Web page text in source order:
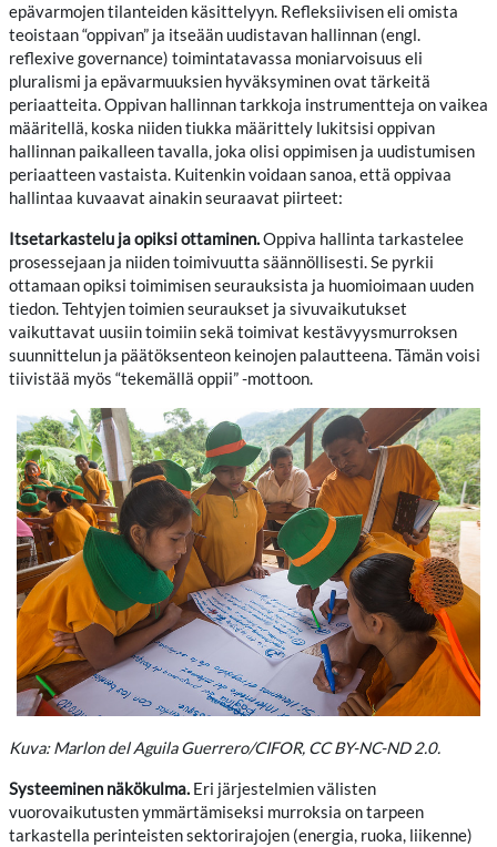
epävarmojen tilanteiden käsittelyyn. Refleksiivisen eli omista
teoistaan “oppivan” ja itseään uudistavan hallinnan (engl.
reflexive governance) toimintatavassa moniarvoisuus eli
pluralismi ja epävarmuuksien hyväksyminen ovat tärkeitä
periaatteita. Oppivan hallinnan tarkkoja instrumentteja on vaikea
määritellä, koska niiden tiukka määrittely lukitsisi oppivan
hallinnan paikalleen tavalla, joka olisi oppimisen ja uudistumisen
periaatteen vastaista. Kuitenkin voidaan sanoa, että oppivaa
hallintaa kuvaavat ainakin seuraavat piirteet:
Itsetarkastelu ja opiksi ottaminen.Oppiva hallinta tarkastelee
prosessejaan ja niiden toimivuutta säännöllisesti. Se pyrkii
ottamaan opiksi toimimisen seurauksista ja huomioimaan uuden
tiedon. Tehtyjen toimien seuraukset ja sivuvaikutukset
vaikuttavat uusiin toimiin sekä toimivat kestävyysmurroksen
suunnittelun ja päätöksenteon keinojen palautteena. Tämän voisi
tiivistää myös “tekemällä oppii” -mottoon.
Kuva: Marlon del Aguila Guerrero/CIFOR, CC BY-NC-ND 2.0.
Systeeminen näkökulma. Eri järjestelmien välisten
vuorovaikutusten ymmärtämiseksi murroksia on tarpeen
tarkastella perinteisten sektorirajojen (energia, ruoka, liikenne)